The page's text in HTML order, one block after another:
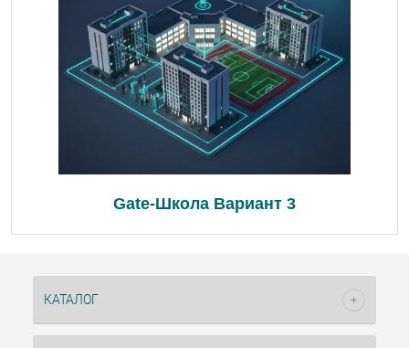
Gate-Школа Вариант 3
КАТАЛОГ